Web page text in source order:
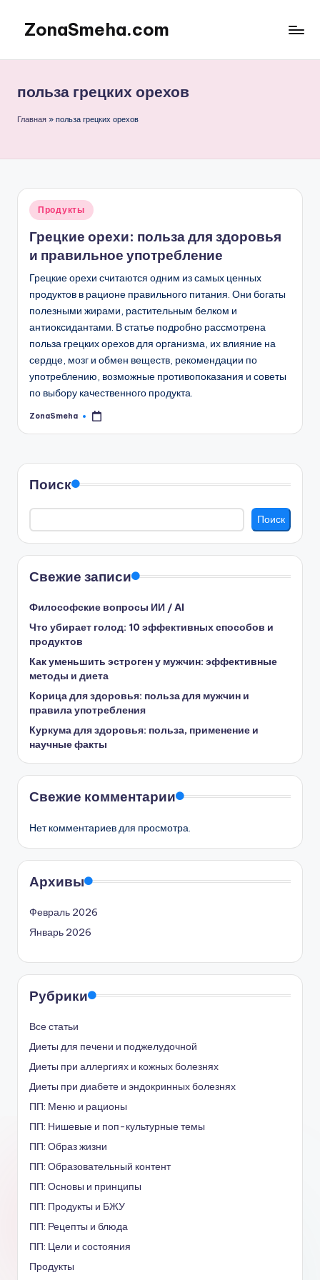
Перейти
содержимому
ZonaSmeha.com
питание
польза грецких орехов
Главная » польза грецких орехов
Опубликовано
Продукты
Грецкие орехи: польза для здоровья
и правильное употребление
Грецкие орехи считаются одним из самых ценных
продуктов в рационе правильного питания. Они богаты
полезными жирами, растительным белком и
антиоксидантами. В статье подробно рассмотрена
польза грецких орехов для организма, их влияние на
сердце, мозг и обмен веществ, рекомендации по
употреблению, возможные противопоказания и советы
по выбору качественного продукта.
Запись
ZonaSmeha
Поиск
Поиск
Свежие записи
Философские вопросы ИИ / AI
Что убирает голод: 10 эффективных способов и
продуктов
Как уменьшить эстроген у мужчин: эффективные
методы и диета
Корица для здоровья: польза для мужчин и
правила употребления
Куркума для здоровья: польза, применение и
научные факты
Свежие комментарии
Нет комментариев для просмотра.
Архивы
Февраль 2026
Январь 2026
Рубрики
Все статьи
Диеты для печени и поджелудочной
Диеты при аллергиях и кожных болезнях
Диеты при диабете и эндокринных болезнях
ПП: Меню и рационы
ПП: Нишевые и поп-культурные темы
ПП: Образ жизни
ПП: Образовательный контент
ПП: Основы и принципы
ПП: Продукты и БЖУ
ПП: Рецепты и блюда
ПП: Цели и состояния
Продукты